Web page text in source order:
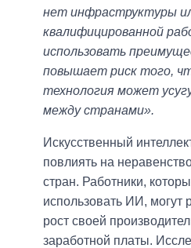
нет инфраструктуры
квалифицированной
использовать
повышает риск того,
технология может
между странами».
Искусственный
повлиять на
стран. Работники,
использовать ИИ, могут
рост своей
заработной платы.